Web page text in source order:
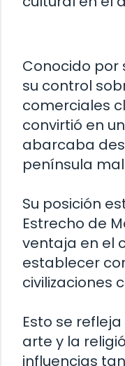
Conocido por
su control
comerciales
convirtió en
abarcaba
península
Su posición
Estrecho de
ventaja en el
establecer
civilizaciones
Esto se
arte y la
influencias